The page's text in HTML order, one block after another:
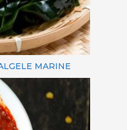
MARINE